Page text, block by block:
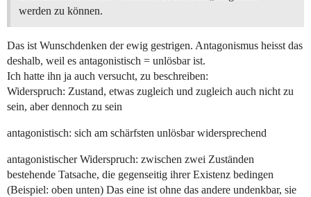
werden zu können.
Das ist Wunschdenken der ewig gestrigen. Antagonismus heisst das
deshalb, weil es antagonistisch = unlösbar ist.
Ich hatte ihn ja auch versucht, zu beschreiben:
Widerspruch: Zustand, etwas zugleich und zugleich auch nicht zu
sein, aber dennoch zu sein
antagonistisch: sich am schärfsten unlösbar widersprechend
antagonistischer Widerspruch: zwischen zwei Zuständen
bestehende Tatsache, die gegenseitig ihrer Existenz bedingen
(Beispiel: oben unten) Das eine ist ohne das andere undenkbar, sie